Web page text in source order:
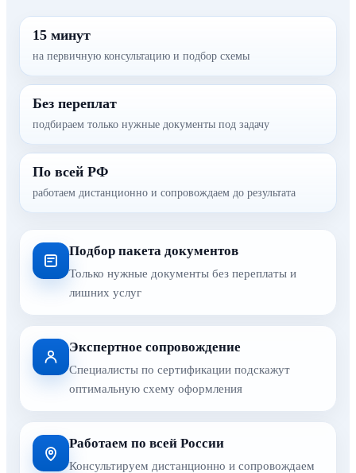
15 минут
на первичную консультацию и подбор схемы
Без переплат
подбираем только нужные документы под задачу
По всей РФ
работаем дистанционно и сопровождаем до результата
Подбор пакета документов
Только нужные документы без переплаты и
лишних услуг
Экспертное сопровождение
Специалисты по сертификации подскажут
оптимальную схему оформления
Работаем по всей России
Консультируем дистанционно и сопровождаем